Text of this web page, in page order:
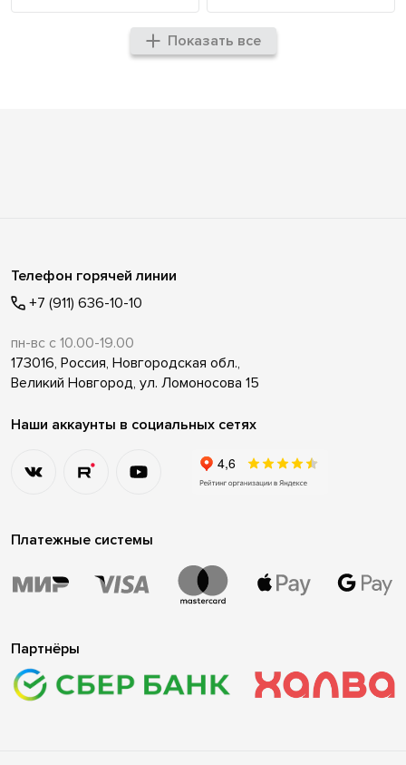
Показать все
Телефон горячей линии
+7 (911) 636-10-10
пн-вс с 10.00-19.00
173016, Россия, Новгородская обл.,
Великий Новгород, ул. Ломоносова 15
Наши аккаунты в социальных сетях
Платежные системы
Партнёры